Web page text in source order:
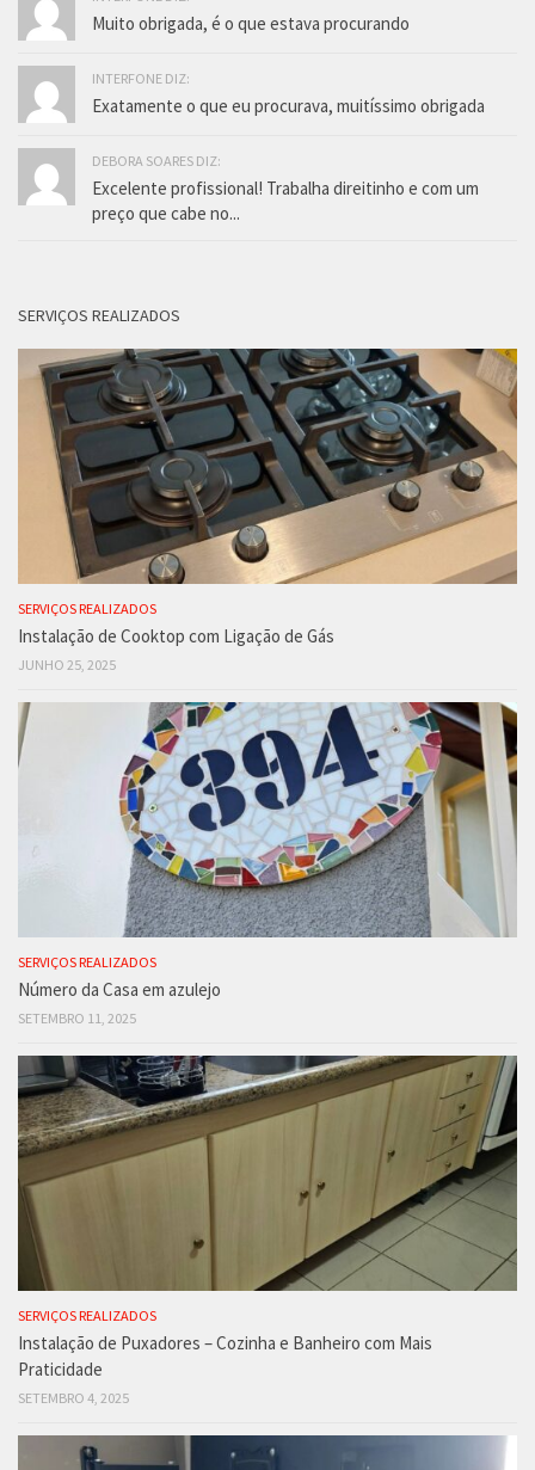
Muito obrigada, é o que estava procurando
INTERFONE DIZ:
Exatamente o que eu procurava, muitíssimo obrigada
DEBORA SOARES DIZ:
Excelente profissional! Trabalha direitinho e com um
preço que cabe no...
SERVIÇOS REALIZADOS
SERVIÇOS REALIZADOS
Instalação de Cooktop com Ligação de Gás
JUNHO 25, 2025
SERVIÇOS REALIZADOS
Número da Casa em azulejo
SETEMBRO 11, 2025
SERVIÇOS REALIZADOS
Instalação de Puxadores – Cozinha e Banheiro com Mais
Praticidade
SETEMBRO 4, 2025